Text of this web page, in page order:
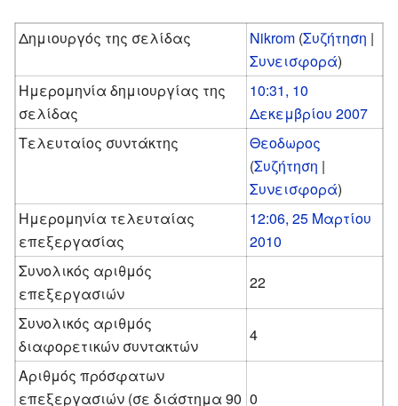
Δημιουργός της σελίδας Nikrom (Συζήτηση |
Συνεισφορά)
Ημερομηνία δημιουργίας της
σελίδας
10:31, 10
Δεκεμβρίου 2007
Τελευταίος συντάκτης
Θεοδωρος
(Συζήτηση |
Συνεισφορά)
Ημερομηνία τελευταίας
επεξεργασίας
12:06, 25 Μαρτίου
2010
Συνολικός αριθμός
επεξεργασιών
22
Συνολικός αριθμός
διαφορετικών συντακτών
4
Αριθμός πρόσφατων
επεξεργασιών (σε διάστημα 90 0